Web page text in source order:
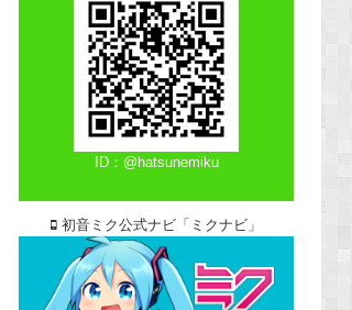
ID：@hatsunemiku
初音ミク公式ナビ「ミクナビ」